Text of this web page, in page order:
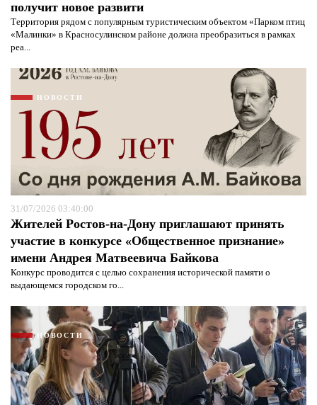
получит новое развити
Территория рядом с популярным туристическим объектом «Парком птиц
«Малинки» в Красносулинском районе должна преобразиться в рамках
реа...
НОВОСТИ
31/07/2026 03:40:00
Жителей Ростов-на-Дону приглашают принять
участие в конкурсе «Общественное признание»
имени Андрея Матвеевича Байкова
Конкурс проводится с целью сохранения исторической памяти о
выдающемся городском го...
НОВОСТИ
Я согласен сполитикой конфиденциальности и
защиты информации*
Я согласен сполитикой конфиденциальности и
защиты информации*